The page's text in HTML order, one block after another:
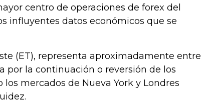
centro de operaciones de forex del
influyentes datos económicos que se
(ET), representa aproximadamente entre
por la continuación o reversión de los
mercados de Nueva York y Londres